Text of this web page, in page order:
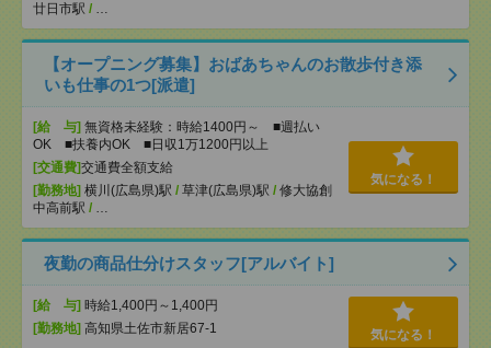
廿日市駅 / …
【オープニング募集】おばあちゃんのお散歩付き添
いも仕事の1つ[派遣]
[給 与] 無資格未経験：時給1400円～ ■週払い
OK ■扶養内OK ■日収1万1200円以上
[交通費]交通費全額支給
[勤務地] 横川(広島県)駅 / 草津(広島県)駅 / 修大協創
中高前駅 / …
気になる！
夜勤の商品仕分けスタッフ[アルバイト]
[給 与] 時給1,400円～1,400円
[勤務地] 高知県土佐市新居67-1 気になる！